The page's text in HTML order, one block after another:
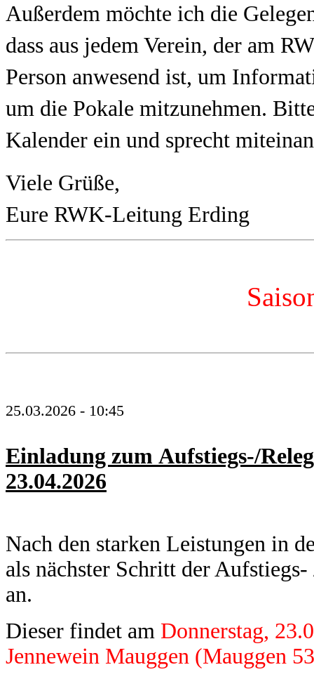
Außerdem möchte ich die
dass aus jedem Verein, der am
Person anwesend ist, um
um die Pokale mitzunehmen.
Kalender ein und sprecht
Viele Grüße,
Eure RWK-Leitung Erding
25.03.2026 - 10:45
Einladung zum Aufstiegs-/
23.04.2026
Nach den starken Leistungen in
als nächster Schritt der
an.
Dieser findet am Donnerstag,
Jennewein Mauggen (Mauggen